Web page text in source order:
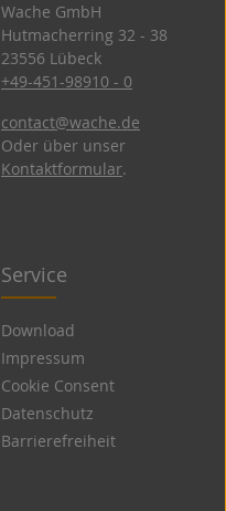
Wache GmbH
Hutmacherring 32 ­- 38
23556 Lübeck
+49-451-98910 - 0
contact@wache.de
Oder über unser
Kontaktformular.
Service
Download
Impressum
Cookie Consent
Datenschutz
Barrierefreiheit